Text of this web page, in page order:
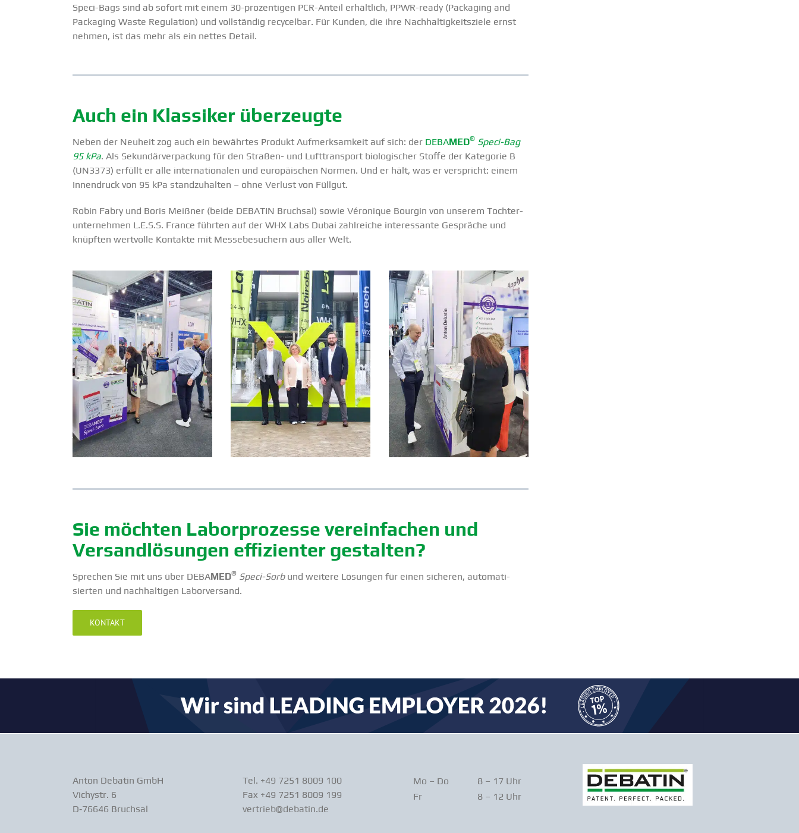
Speci-Bags sind ab sofort mit einem 30-prozen­­tigen PCR-Anteil erhältlich, PPWR-ready (Packaging and
Packaging Waste Regulation) und vollständig recycelbar. Für Kunden, die ihre Nachhal­tig­keits­ziele ernst
nehmen, ist das mehr als ein nettes Detail.
Auch ein Klassiker überzeugte
Neben der Neuheit zog auch ein bewährtes Produkt Aufmerk­samkeit auf sich: der DEBAMED® Speci-Bag
95 kPa. Als Sekun­där­ver­pa­ckung für den Straßen- und Lufttransport biolo­gi­scher Stoffe der Kategorie B
(UN3373) erfüllt er alle inter­na­tio­nalen und europäi­schen Normen. Und er hält, was er verspricht: einem
Innen­druck von 95 kPa stand­zu­halten – ohne Verlust von Füllgut.
Robin Fabry und Boris Meißner (beide DEBATIN Bruchsal) sowie Véronique Bourgin von unserem Tochter­
un­ter­nehmen L.E.S.S. France führten auf der WHX Labs Dubai zahlreiche inter­es­sante Gespräche und
knüpften wertvolle Kontakte mit Messe­be­su­chern aus aller Welt.
Sie möchten Labor­pro­zesse verein­fachen und
Versand­lö­sungen effizi­enter gestalten?
Sprechen Sie mit uns über DEBAMED® Speci-Sorbund weitere Lösungen für einen sicheren, automa­ti­
sierten und nachhal­tigen Labor­versand.
KONTAKT
Anton Debatin GmbH
Vichystr. 6
D‑76646 Bruchsal
Tel. +49 7251 8009 100
Fax +49 7251 8009 199
vertrieb@debatin.de
Mo – Do
8 – 17 Uhr
Fr
8 – 12 Uhr